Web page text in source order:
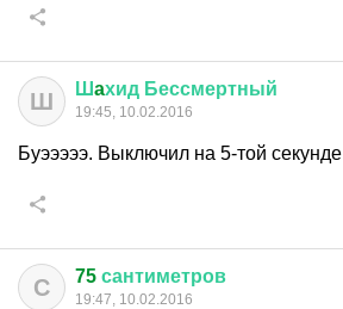
Ш Шaхид Бессмертный
19:45, 10.02.2016
Буэээээ. Выключил на 5-той секунде
С 75 сантиметров
19:47, 10.02.2016